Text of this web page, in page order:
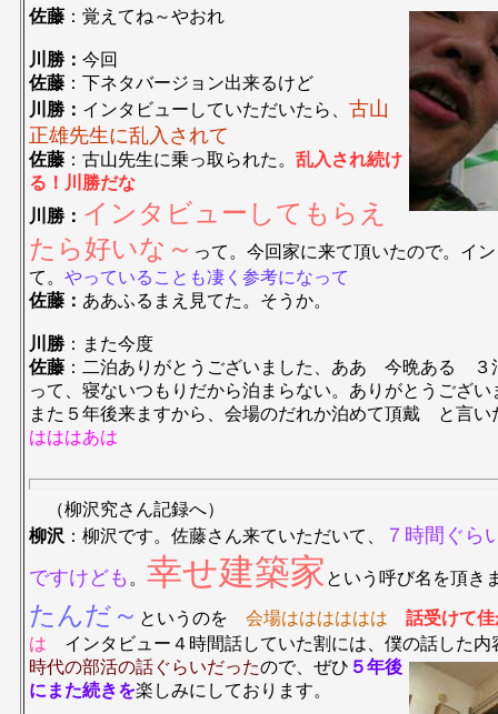
佐藤 ：覚えてね～やおれ
川勝： 今回
佐藤 ：下ネタバージョン出来るけど
川勝： インタビューしていただいたら、 古山
正雄先生に乱入されて
佐藤 ：古山先生に乗っ取られた。 乱入され続け
る！川勝だな
川勝： インタビューしてもらえ
たら好いな～ って。今回家に来て頂いたので。イ
て。 やっていることも凄く参考になって
佐藤： ああふるまえ見てた。そうか。
川勝 ：また今度
佐藤 ：二泊ありがとうございました、ああ 今晩ある ３
って、寝ないつもりだから泊まらない。ありがとうござ
また５年後来ますから、会場のだれか泊めて頂戴 と言い
はははあは
（柳沢究さん記録へ）
柳沢 ：柳沢です。佐藤さん来ていただいて、
７時間ぐら
ですけども 。 幸せ建築家 という呼び名を頂き
たんだ～ というのを 会場はははははは
話受けて
は インタビュー４時間話していた割には、僕の話した内
時代の部活の話ぐらいだったので、ぜひ ５年後
にまた続きを楽しみにしております。